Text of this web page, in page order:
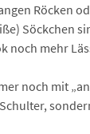
Röcken
Söckchen
noch mehr
noch mit